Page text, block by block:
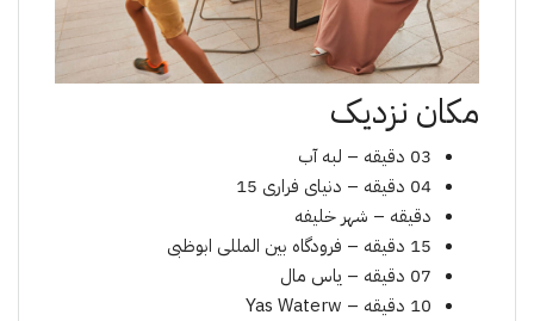
مکان نزدیک
03 دقیقه – لبه آب
04 دقیقه – دنیای فراری 15
دقیقه – شهر خلیفه
15 دقیقه – فرودگاه بین المللی ابوظبی
07 دقیقه – یاس مال
10 دقیقه – Yas Waterw